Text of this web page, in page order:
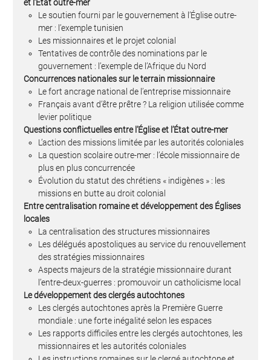
et l’État outre-mer
Le soutien fourni par le gouvernement à l’Église outre-
mer : l’exemple tunisien
Les missionnaires et le projet colonial
Tentatives de contrôle des nominations par le
gouvernement : l’exemple de l’Afrique du Nord
Concurrences nationales sur le terrain missionnaire
Le fort ancrage national de l’entreprise missionnaire
Français avant d’être prêtre ? La religion utilisée comme
levier politique
Questions conflictuelles entre l’Église et l’État outre-mer
L’action des missions limitée par les autorités coloniales
La question scolaire outre-mer : l’école missionnaire de
plus en plus concurrencée
Évolution du statut des chrétiens « indigènes » : les
missions en butte au droit colonial
Entre centralisation romaine et développement des Églises
locales
La centralisation des structures missionnaires
Les délégués apostoliques au service du renouvellement
des stratégies missionnaires
Aspects majeurs de la stratégie missionnaire durant
l’entre-deux-guerres : promouvoir un catholicisme local
Le développement des clergés autochtones
Les clergés autochtones après la Première Guerre
mondiale : une forte inégalité selon les espaces
Les rapports difficiles entre les clergés autochtones, les
missionnaires et les autorités coloniales